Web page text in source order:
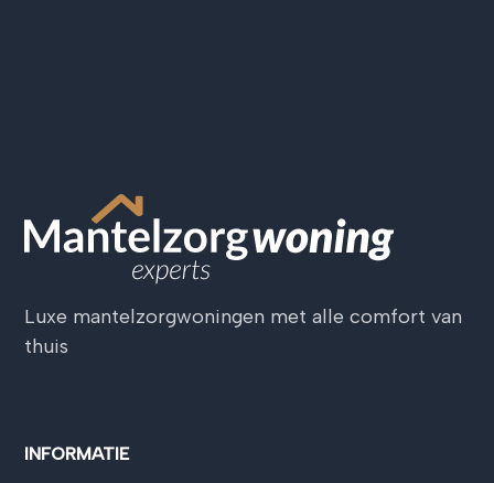
Luxe mantelzorgwoningen met alle comfort van
thuis
INFORMATIE